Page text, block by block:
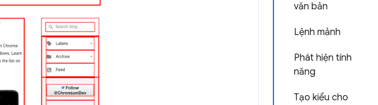
văn bản
Lệnh mảnh
Phát hiện tính
năng
Tạo kiểu cho